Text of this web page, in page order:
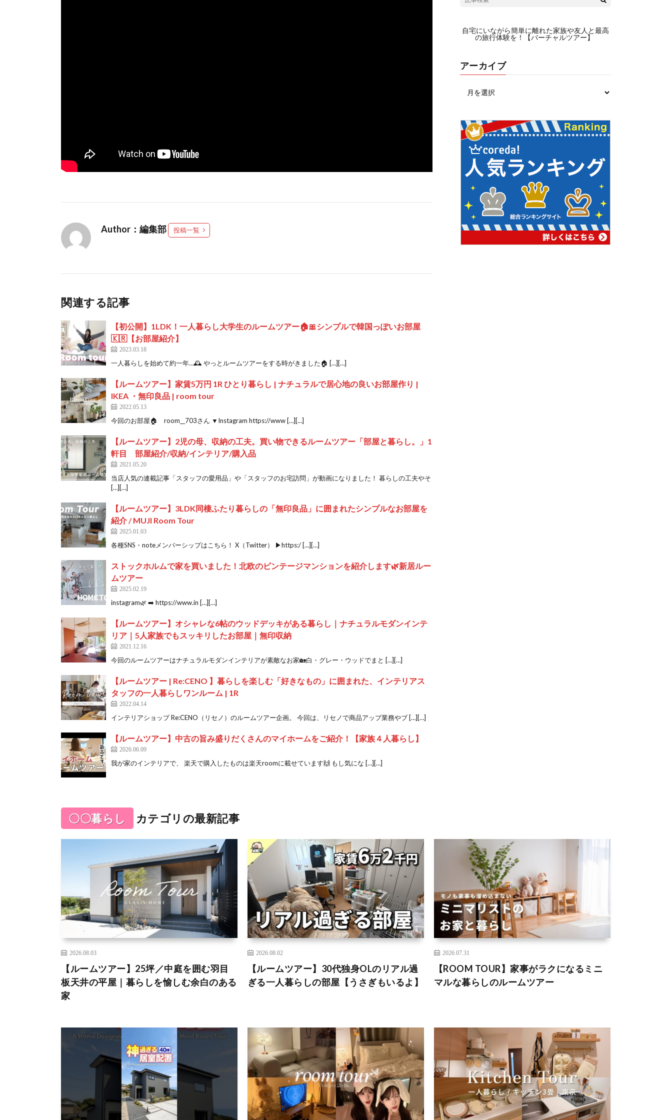
Author：編集部 投稿一覧
関連する記事
【初公開】1LDK！一人暮らし大学生のルームツアー🏠🎀シンプルで韓国っぽいお部屋
🇰🇷【お部屋紹介】
2023.03.18
一人暮らしを始めて約一年…🕰 やっとルームツアーをする時がきました🏠 […][…]
【ルームツアー】家賃5万円 1R ひとり暮らし | ナチュラルで居心地の良いお部屋作り |
IKEA ・無印良品 | room tour
2022.05.13
今回のお部屋🏠 room__703さん ▼Instagram https://www […][…]
【ルームツアー】2児の母、収納の工夫。買い物できるルームツアー「部屋と暮らし。」1
軒目 部屋紹介/収納/インテリア/購入品
2021.05.20
当店人気の連載記事「スタッフの愛用品」や「スタッフのお宅訪問」が動画になりました！ 暮らしの工夫やそ
[…][…]
【ルームツアー】3LDK同棲ふたり暮らしの「無印良品」に囲まれたシンプルなお部屋を
紹介 / MUJI Room Tour
2025.01.03
各種SNS・noteメンバーシップはこちら！ X（Twitter） ▶︎https:/ […][…]
ストックホルムで家を買いました！北欧のビンテージマンションを紹介します🌿新居ルー
ムツアー
2025.02.19
instagram🌿 ➡️ https://www.in […][…]
【ルームツアー】オシャレな6帖のウッドデッキがある暮らし｜ナチュラルモダンインテ
リア｜5人家族でもスッキリしたお部屋｜無印収納
2021.12.16
今回のルームツアーはナチュラルモダンインテリアが素敵なお家🏡白・グレー・ウッドでまと […][…]
【ルームツアー | Re:CENO 】暮らしを楽しむ「好きなもの」に囲まれた、インテリアス
タッフの一人暮らしワンルーム | 1R
2022.04.14
インテリアショップ Re:CENO（リセノ）のルームツアー企画。 今回は、リセノで商品アップ業務やブ […][…]
【ルームツアー】中古の旨み盛りだくさんのマイホームをご紹介！【家族４人暮らし】
2026.06.09
我が家のインテリアで、 楽天で購入したものは楽天roomに載せています🙌 もし気にな […][…]
自宅にいながら簡単に離れた家族や友人と最高
の旅行体験を！【バーチャルツアー】
アーカイブ
〇〇暮らし カテゴリの最新記事
2026.08.03
【ルームツアー】25坪／中庭を囲む羽目
板天井の平屋｜暮らしを愉しむ余白のある
家
2026.08.02
【ルームツアー】30代独身OLのリアル過
ぎる一人暮らしの部屋【うさぎもいるよ】
2026.07.31
【ROOM TOUR】家事がラクになるミニ
マルな暮らしのルームツアー